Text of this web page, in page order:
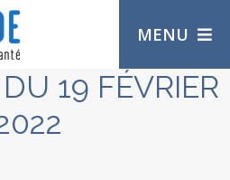
MENU
19 FÉVRIER